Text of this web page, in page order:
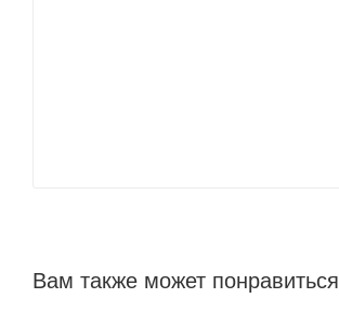
Вам также может понравиться